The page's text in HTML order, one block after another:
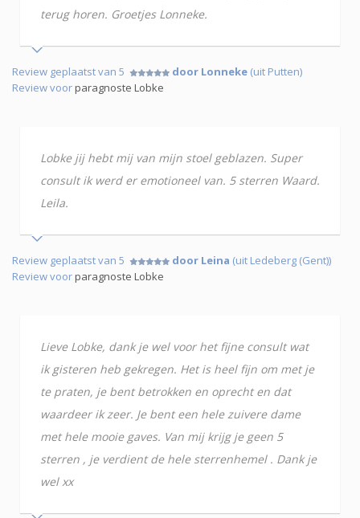
terug horen. Groetjes Lonneke.
Review geplaatst van 5 door Lonneke (uit Putten)
Review voorparagnoste Lobke
Lobke jij hebt mij van mijn stoel geblazen. Super
consult ik werd er emotioneel van. 5 sterren Waard.
Leila.
Review geplaatst van 5 door Leina (uit Ledeberg (Gent))
Review voorparagnoste Lobke
Lieve Lobke, dank je wel voor het fijne consult wat
ik gisteren heb gekregen. Het is heel fijn om met je
te praten, je bent betrokken en oprecht en dat
waardeer ik zeer. Je bent een hele zuivere dame
met hele mooie gaves. Van mij krijg je geen 5
sterren , je verdient de hele sterrenhemel . Dank je
wel xx